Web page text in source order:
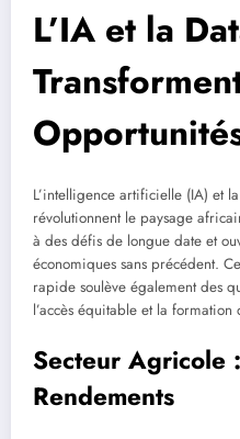
L’IA et la
L’intelligence artificielle (IA) et
révolutionnent le paysage
à des défis de longue date et
économiques sans précédent.
rapide soulève également des
l’accès équitable et la formation
Secteur Agricole
Rendements